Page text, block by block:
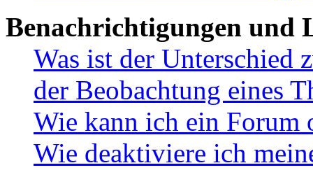
Benachrichtigungen und
Was ist der Unterschied
der Beobachtung eines
Wie kann ich ein Forum
Wie deaktiviere ich